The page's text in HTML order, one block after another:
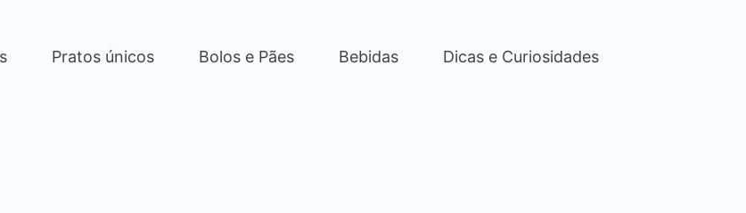
Pratos únicos Bolos e Pães Bebidas Dicas e Curiosidades